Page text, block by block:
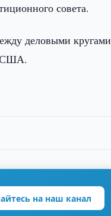
совета.
деловыми кругами
США.
на наш канал